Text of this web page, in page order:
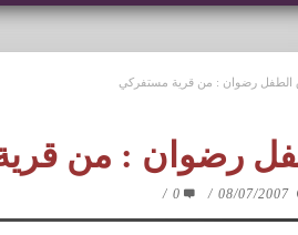
الطفل رضوان : من قرية مستفركي
رضوان : من
08/07/2007
/
0
/